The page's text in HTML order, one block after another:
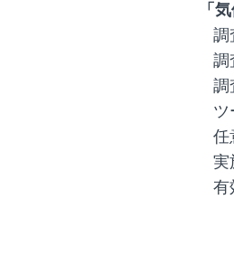
「
調
調
調
ツ
任
実
有